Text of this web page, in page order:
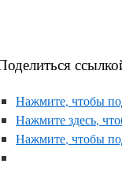
Нажмите, чтобы
Нажмите здесь,
Нажмите, чтобы